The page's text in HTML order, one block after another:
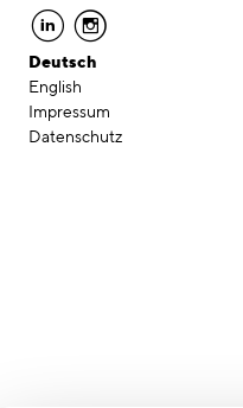
linkedin instagram
Deutsch
English
Impressum
Datenschutz